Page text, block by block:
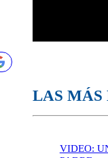
LAS MÁS
VIDEO: